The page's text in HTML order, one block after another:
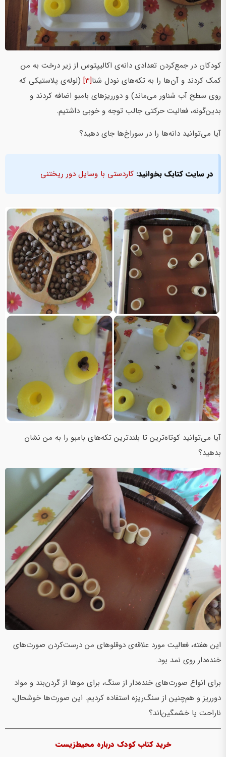
کودکان در جمع‌کردن تعدادی دانه‌ی اکالیپتوس از زیر درخت به من
کمک کردند و آن‌ها را به تکه‌های نودل شنا[3]
(لوله‌ی پلاستیکی که
روی سطح آب شناور می‌ماند) و دورریزهای بامبو اضافه کردند و
بدین‌گونه، فعالیت حرکتی جالب توجه و خوبی داشتیم.
آیا می‌توانید دانه‌ها را در سوراخ‌ها جای دهید؟
در سایت کتابک بخوانید: کاردستی با وسایل دور ریختنی
آیا می‌توانید کوتاه‌ترین تا بلند‌ترین تکه‌های بامبو را به من نشان
بدهید؟
این هفته، فعالیت مورد علاقه‌ی دوقلوهای من درست‌کردن صورت‌های
خنده‌دار روی نمد بود.
برای انواع صورت‌های خنده‌دار از سنگ، برای موها از گردن‌بند و مواد
دورریز و هم‌چنین از سنگ‌ریزه استفاده کردیم. این صورت‌ها خوشحال،
ناراحت یا خشمگین‌اند؟
خرید کتاب کودک درباره محیط‌زیست